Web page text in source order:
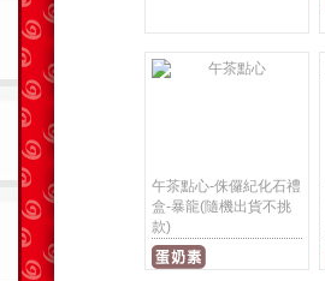
午茶點心-侏儸紀化石禮
盒-暴龍(隨機出貨不挑
款)